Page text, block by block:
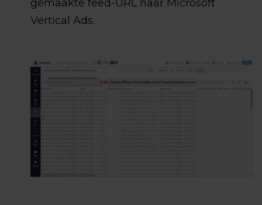
gemaakte feed-URL naar Microsoft
Vertical Ads.